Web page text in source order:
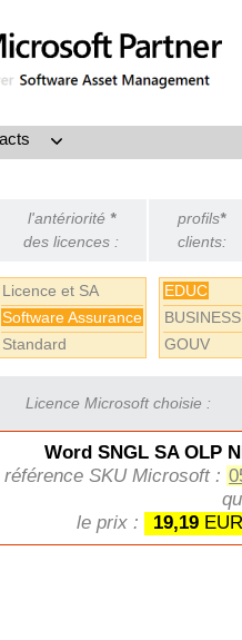
l'antériorité *
des licences :
Licence et SA
Software Assurance
Standard
profils*
clients:
EDUC
BUSINESS
GOUV
Licence Microsoft choisie :
Word SNGL SA OLP
référence SKU Microsoft :
le prix :
19,19